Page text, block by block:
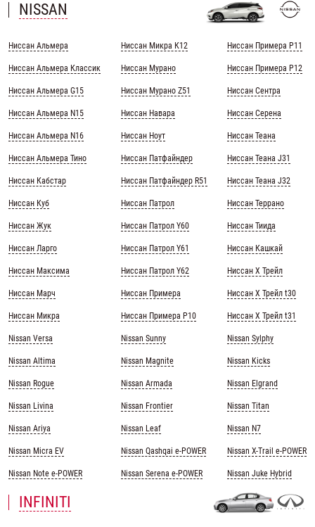
NISSAN
Ниссан Альмера
Ниссан Альмера Классик
Ниссан Альмера G15
Ниссан Альмера N15
Ниссан Альмера N16
Ниссан Альмера Тино
Ниссан Кабстар
Ниссан Куб
Ниссан Жук
Ниссан Ларго
Ниссан Максима
Ниссан Марч
Ниссан Микра
Nissan Versa
Nissan Altima
Nissan Rogue
Nissan Livina
Nissan Ariya
Nissan Micra EV
Nissan Note e-POWER
Ниссан Микра К12
Ниссан Мурано
Ниссан Мурано Z51
Ниссан Навара
Ниссан Ноут
Ниссан Патфайндер
Ниссан Патфайндер R51
Ниссан Патрол
Ниссан Патрол Y60
Ниссан Патрол Y61
Ниссан Патрол Y62
Ниссан Примера
Ниссан Примера Р10
Nissan Sunny
Nissan Magnite
Nissan Armada
Nissan Frontier
Nissan Leaf
Nissan Qashqai e-POWER
Nissan Serena e-POWER
Ниссан Примера Р11
Ниссан Примера Р12
Ниссан Сентра
Ниссан Серена
Ниссан Теана
Ниссан Теана J31
Ниссан Теана J32
Ниссан Террано
Ниссан Тиида
Ниссан Кашкай
Ниссан Х Трейл
Ниссан Х Трейл t30
Ниссан Х Трейл t31
Nissan Sylphy
Nissan Kicks
Nissan Elgrand
Nissan Titan
Nissan N7
Nissan X-Trail e-POWER
Nissan Juke Hybrid
INFINITI